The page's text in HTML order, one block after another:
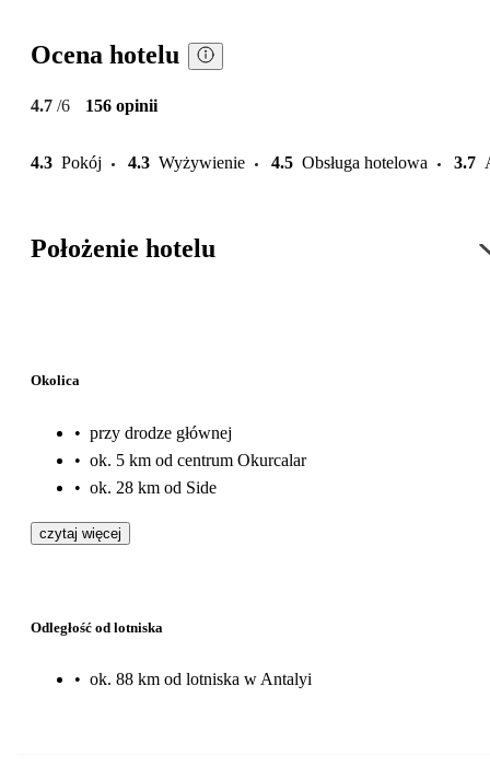
Ocena hotelu
4.7 /6 156 opinii
4.3 Pokój 4.3 Wyżywienie 4.5 Obsługa hotelowa 3.7
Położenie hotelu
Okolica
• przy drodze głównej
• ok. 5 km od centrum Okurcalar
• ok. 28 km od Side
czytaj więcej
Odległość od lotniska
• ok. 88 km od lotniska w Antalyi